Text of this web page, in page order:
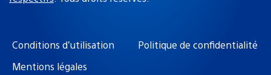
Conditions d’utilisation
Politique de confidentialité
Mentions légales